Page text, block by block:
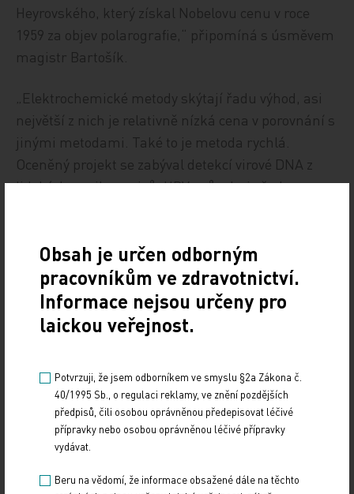
Heyrovského, který získal Nobelovu cenu v roce
1959 za objev polarografie,“ připomíná s úsměvem
magistr Bartošík.
„Elektrochemické metody skýtají řadu výhod, asi
největší z nich je relativně nízká cena v porovnání s
jinými metodami. Také to je metoda rychlá.
Oceněný projekt se zabýval detekcí virové DNA z
lidských papilomavirů. HPV způsobuje řadu
metodou je cytologie, ale v posledních letech se
ukazuje, že nemusí být dostatečně citlivá. Existují
spolehlivé komerční testy, ale jsou zatím relativně
drahé, proto vyvíjíme takové, které by mohly být
masově dostupnější. Vycházíme z toho, že virová
problém mít k dispozici DNA sondu, která
specificky ‚chytí‘ jenom tu virovou DNA a nic
jiného,“ vysvětluje.
Obsah je určen odborným
pracovníkům ve zdravotnictví.
Informace nejsou určeny pro
laickou veřejnost.
Potvrzuji, že jsem odborníkem ve smyslu §2a Zákona č.
40/1995 Sb., o regulaci reklamy, ve znění pozdějších
předpisů, čili osobou oprávněnou předepisovat léčivé
přípravky nebo osobou oprávněnou léčivé přípravky
vydávat.
Beru na vědomí, že informace obsažené dále na těchto